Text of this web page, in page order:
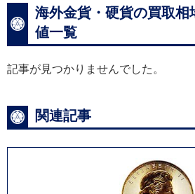
海外金貨・硬貨の買取相
値一覧
記事が見つかりませんでした。
関連記事